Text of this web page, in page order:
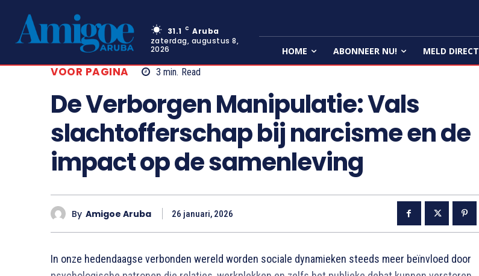
31.1 C Aruba
zaterdag, augustus 8,
2026
HOME ABONNEER NU! MELD DIRECT
VOOR PAGINA 3 min. Read
De Verborgen Manipulatie: Vals
slachtofferschap bij narcisme en de
impact op de samenleving
By Amigoe Aruba 26 januari, 2026
In onze hedendaagse verbonden wereld worden sociale dynamieken steeds meer beïnvloed door